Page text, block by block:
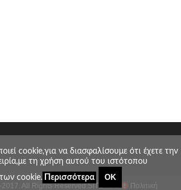
All Rights Reserved.SITE MAP Πολιτική
cookie,για να διασφαλίσουμε ότι έχετε την
τη χρήση αυτού του ιστότοπου
cookie.
Περισσότερα ΟΚ